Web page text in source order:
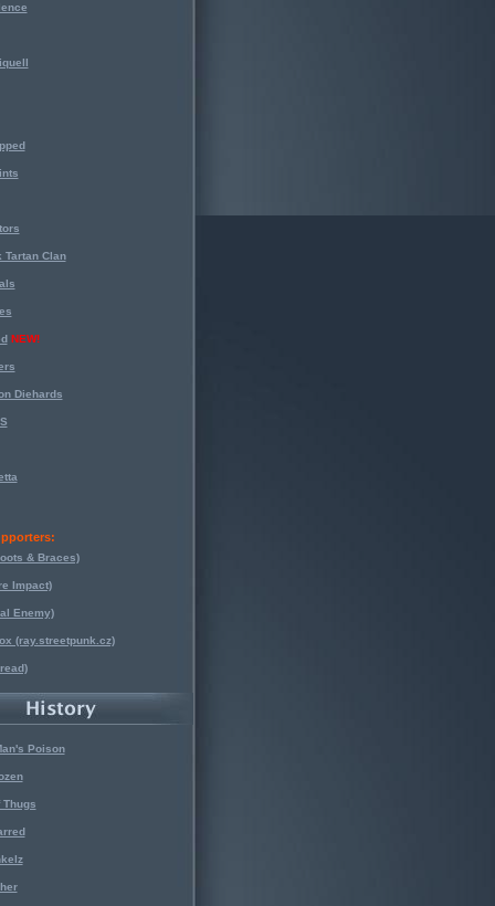
Tartan Clan
NEW!
Diehards
& Braces)
Impact)
Enemy)
(ray.streetpunk.cz)
Poison
Thugs